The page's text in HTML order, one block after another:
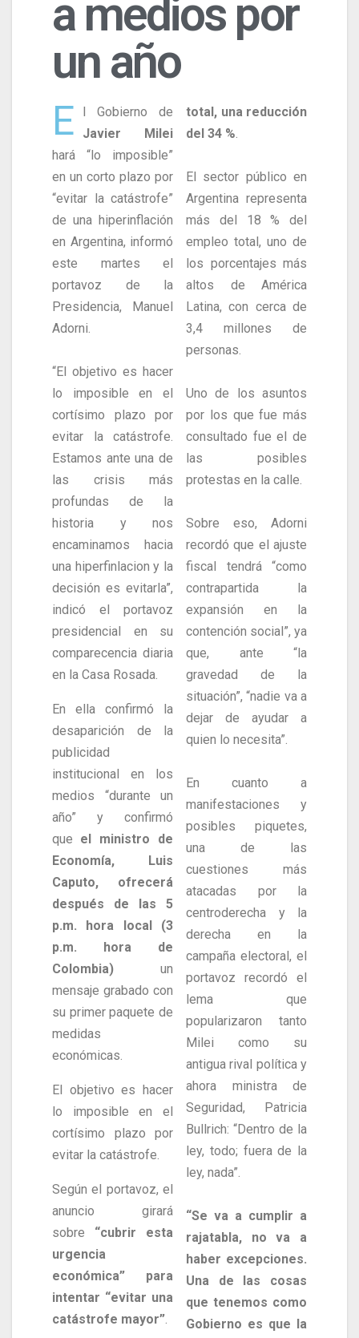
a medios por
un año
E
l Gobierno de
Javier Milei
hará “lo imposible”
en un corto plazo por
“evitar la catástrofe”
de una hiperinflación
en Argentina, informó
este martes el
portavoz de la
Presidencia, Manuel
Adorni.
“El objetivo es hacer
lo imposible en el
cortísimo plazo por
evitar la catástrofe.
Estamos ante una de
las crisis más
profundas de la
historia y nos
encaminamos hacia
una hiperfinlacion y la
decisión es evitarla”,
indicó el portavoz
presidencial en su
comparecencia diaria
en la Casa Rosada.
En ella confirmó la
desaparición de la
publicidad
institucional en los
medios “durante un
año” y confirmó
que el ministro de
Economía, Luis
Caputo, ofrecerá
después de las 5
p.m. hora local (3
p.m. hora de
Colombia) un
mensaje grabado con
su primer paquete de
medidas
económicas.
El objetivo es hacer
lo imposible en el
cortísimo plazo por
evitar la catástrofe.
Según el portavoz, el
anuncio girará
sobre “cubrir esta
urgencia
económica” para
intentar “evitar una
catástrofe mayor”.
total, una reducción
del 34 %.
El sector público en
Argentina representa
más del 18 % del
empleo total, uno de
los porcentajes más
altos de América
Latina, con cerca de
3,4 millones de
personas.
Uno de los asuntos
por los que fue más
consultado fue el de
las posibles
protestas en la calle.
Sobre eso, Adorni
recordó que el ajuste
fiscal tendrá “como
contrapartida la
expansión en la
contención social”, ya
que, ante “la
gravedad de la
situación”, “nadie va a
dejar de ayudar a
quien lo necesita”.
En cuanto a
manifestaciones y
posibles piquetes,
una de las
cuestiones más
atacadas por la
centroderecha y la
derecha en la
campaña electoral, el
portavoz recordó el
lema que
popularizaron tanto
Milei como su
antigua rival política y
ahora ministra de
Seguridad, Patricia
Bullrich: “Dentro de la
ley, todo; fuera de la
ley, nada”.
“Se va a cumplir a
rajatabla, no va a
haber excepciones.
Una de las cosas
que tenemos como
Gobierno es que la